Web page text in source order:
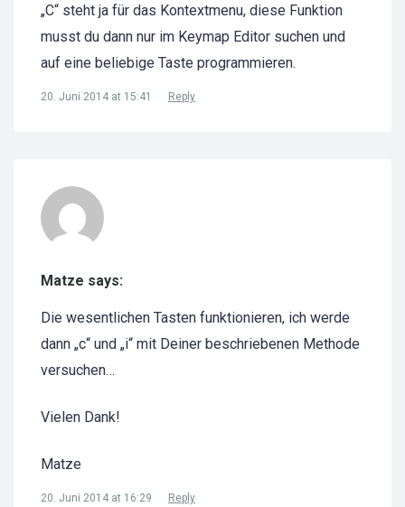
„C“ steht ja für das Kontextmenu, diese Funktion
musst du dann nur im Keymap Editor suchen und
auf eine beliebige Taste programmieren.
20. Juni 2014 at 15:41 Reply
Matze says:
Die wesentlichen Tasten funktionieren, ich werde
dann „c“ und „i“ mit Deiner beschriebenen Methode
versuchen…
Vielen Dank!
Matze
20. Juni 2014 at 16:29 Reply